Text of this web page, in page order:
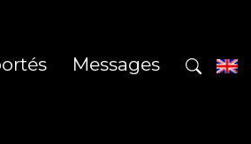
Messages